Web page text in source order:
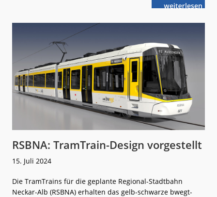
weiterlese
nStadler-
InnoTrans
RSBNA: TramTrain-Design vorgestellt
15. Juli 2024
Die TramTrains für die geplante Regional-Stadtbahn
Neckar-Alb (RSBNA) erhalten das gelb-schwarze bwegt-